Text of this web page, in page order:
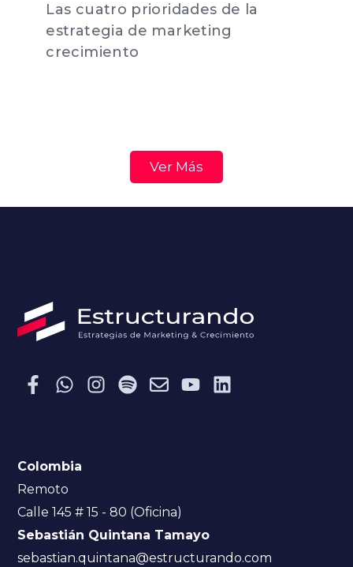
Las cuatro prioridades de la
estrategia de marketing
crecimiento
Ver Más
Colombia
Remoto
Calle 145 # 15 - 80 (Oficina)
Sebastián Quintana Tamayo
sebastian.quintana@estructurando.com